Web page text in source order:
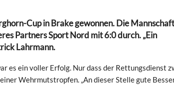
Cup in Brake gewonnen. Die Mannschaft
Partners Sport Nord mit 6:0 durch. „Ein
Lahrmann.
es ein voller Erfolg. Nur dass der Rettungsdienst
Wehrmutstropfen. „An dieser Stelle gute